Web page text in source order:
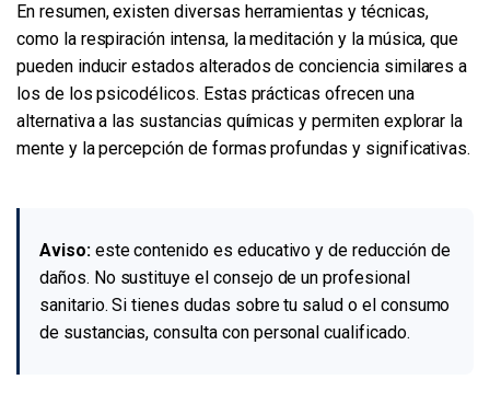
En resumen, existen diversas herramientas y técnicas,
como la respiración intensa, la meditación y la música, que
pueden inducir estados alterados de conciencia similares a
los de los psicodélicos. Estas prácticas ofrecen una
alternativa a las sustancias químicas y permiten explorar la
mente y la percepción de formas profundas y significativas.
Aviso:este contenido es educativo y de reducción de
daños. No sustituye el consejo de un profesional
sanitario. Si tienes dudas sobre tu salud o el consumo
de sustancias, consulta con personal cualificado.